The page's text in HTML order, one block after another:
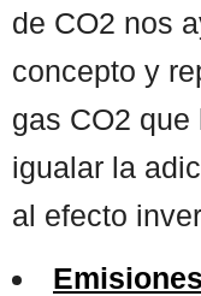
de CO2 nos
concepto y
gas CO2
igualar la
al efecto